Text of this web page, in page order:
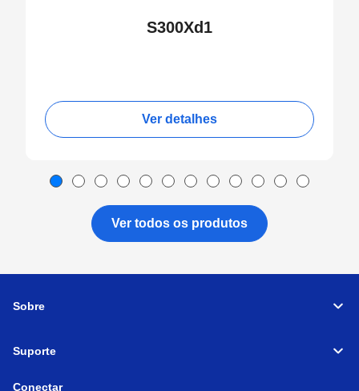
S300Xd1
Ver detalhes
Ver todos os produtos
Sobre
Suporte
Conectar